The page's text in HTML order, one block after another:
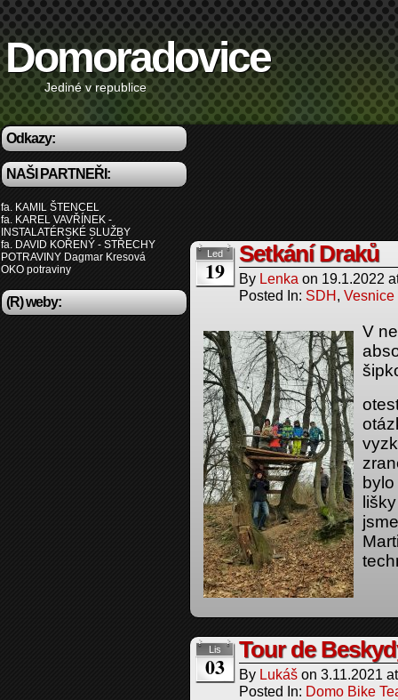
Domoradovice
Jediné v republice
Odkazy:
NAŠI PARTNEŘI:
fa. KAMIL ŠTENCEL
fa. KAREL VAVŘÍNEK -
INSTALATÉRSKÉ SLUŽBY
fa. DAVID KOŘENÝ - STŘECHY
POTRAVINY Dagmar Kresová
OKO potraviny
(R) weby:
Led
19
Setkání Draků
By Lenka on 19.1.2022
Posted In: SDH, Vesnice
V
Lis
03
Tour de
By Lukáš on 3.11.2021
Posted In: Domo Bike